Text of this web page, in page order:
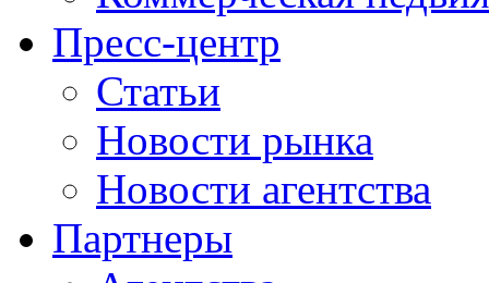
Пресс-центр
Статьи
Новости рынка
Новости агентства
Партнеры